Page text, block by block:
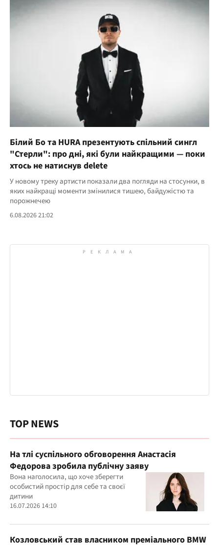
Білий Бо та HURA презентують спільний сингл
"Стерли": про дні, які були найкращими — поки
хтось не натиснув delete
У новому треку артисти показали два погляди на стосунки, в
яких найкращі моменти змінилися тишею, байдужістю та
порожнечею
6.08.2026 21:02
TOP NEWS
На тлі суспільного обговорення Анастасія
Федорова зробила публічну заяву
Вона наголосила, що хоче зберегти
особистий простір для себе та своєї
дитини
16.07.2026 14:10
Козловський став власником преміального BMW